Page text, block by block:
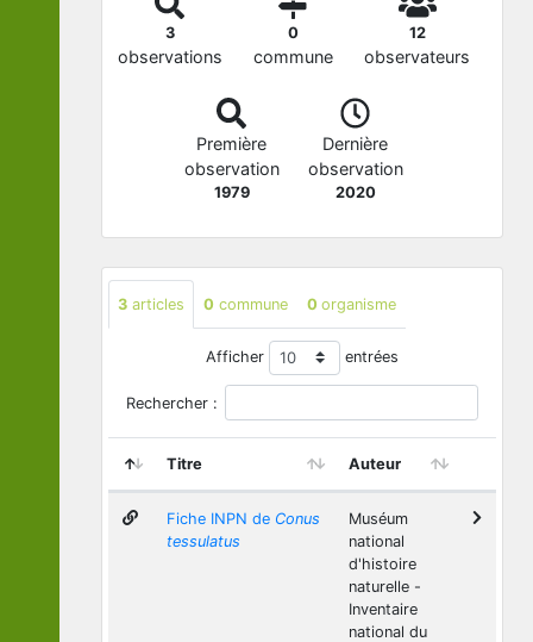
3
observations
0
commune
12
observateurs
Première
observation
1979
Dernière
observation
2020
3 articles 0 commune 0 organisme
Afficher entrées
Rechercher :
Titre Auteur
Fiche INPN de Conus
tessulatus
Muséum
national
d'histoire
naturelle -
Inventaire
national du